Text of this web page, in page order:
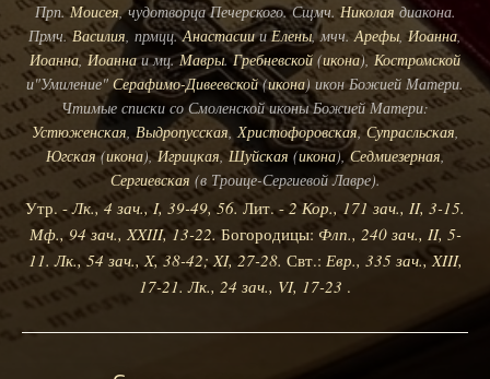
Прп.Моисея, чудотворца Печерского. Сщмч.Николая диакона.
Прмч.Василия, прмцц.АнастасиииЕлены, мчч.Арефы,Иоанна,
Иоанна,Иоаннаи мц.Мавры.Гребневской(икона),Костромской
и"Умиление" Серафимо-Дивеевской(икона) икон Божией Матери.
Чтимые списки со Смоленской иконы Божией Матери:
Устюженская, Выдропусская,Христофоровская, Супрасльская,
Югская(икона),Игрицкая,Шуйская (икона),Седмиезерная,
Сергиевская (в Троице-Сергиевой Лавре).
Утр. -Лк., 4 зач., I, 39-49, 56.Лит. - 2 Кор., 171 зач., II, 3-15.
Мф., 94 зач., XXIII, 13-22. Богородицы: Флп., 240 зач., II, 5-
11. Лк., 54 зач., X, 38-42; XI, 27-28. Свт.: Евр., 335 зач., XIII,
17-21. Лк., 24 зач., VI, 17-23 .